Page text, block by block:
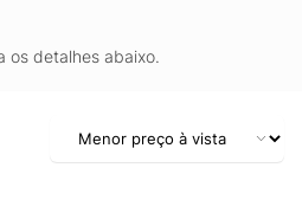
os detalhes abaixo.